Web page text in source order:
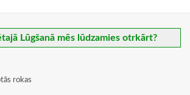
Lūgšanā mēs lūdzamies otrkārt?
rokas